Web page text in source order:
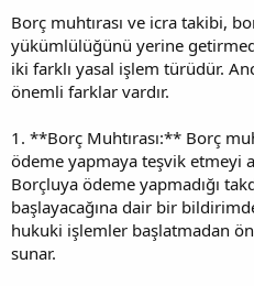
Borç muhtırası ve icra takibi,
yükümlülüğünü yerine
iki farklı yasal işlem türüdür.
önemli farklar vardır.
1. **Borç Muhtırası:** Borç
ödeme yapmaya teşvik etmeyi
Borçluya ödeme yapmadığı
başlayacağına dair bir
hukuki işlemler başlatmadan
sunar.